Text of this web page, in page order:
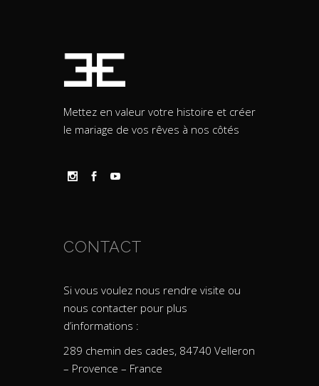
Mettez en valeur votre histoire et créer
le mariage de vos rêves à nos côtés
CONTACT
Si vous voulez nous rendre visite ou
nous contacter pour plus
d’informations :
289 chemin des cades, 84740 Velleron
– Provence – France